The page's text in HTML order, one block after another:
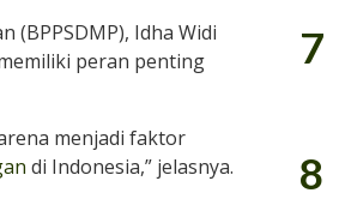
(BPPSDMP), Idha Widi
peran penting
menjadi faktor
di Indonesia,” jelasnya.
7
8